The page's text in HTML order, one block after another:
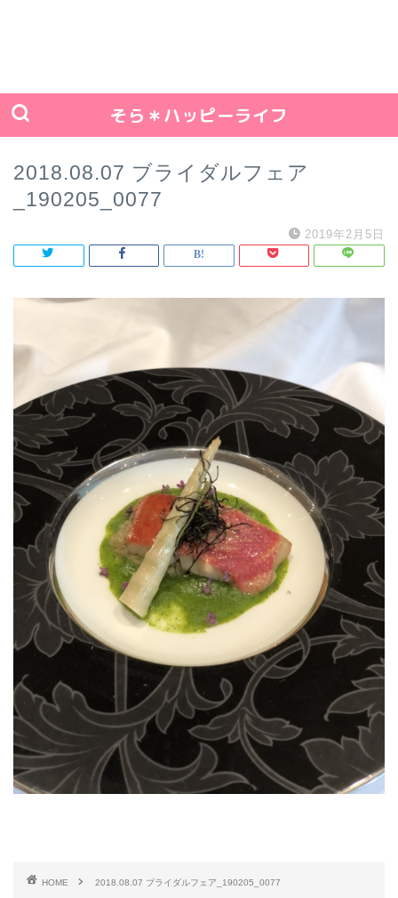
そら＊ハッピーライフ
2018.08.07 ブライダルフェア
_190205_0077
2019年2月5日
HOME 2018.08.07 ブライダルフェア_190205_0077